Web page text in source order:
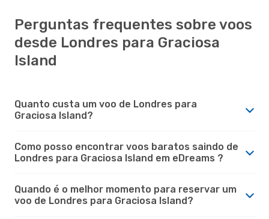
Perguntas frequentes sobre voos
desde Londres para Graciosa
Island
Quanto custa um voo de Londres para
Graciosa Island?
Como posso encontrar voos baratos saindo de
Londres para Graciosa Island em eDreams ?
Quando é o melhor momento para reservar um
voo de Londres para Graciosa Island?